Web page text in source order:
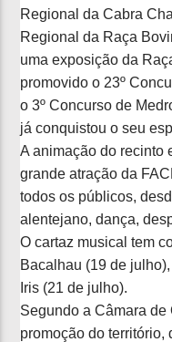
Regional da Cabra
Regional da Raça
uma exposição da
promovido o 23º
o 3º Concurso de
já conquistou o seu
A animação do recinto
grande atração da
todos os públicos,
alentejano, dança,
O cartaz musical tem
Bacalhau (19 de
Iris (21 de julho).
Segundo a Câmara de
promoção do território,